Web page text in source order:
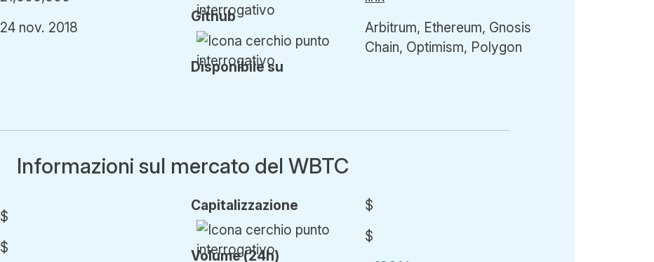
24 nov. 2018
Github
Disponibile su
Arbitrum, Ethereum, Gnosis
Chain, Optimism, Polygon
Informazioni sul mercato del WBTC
$
$
Capitalizzazione
Volume (24h)
$
$